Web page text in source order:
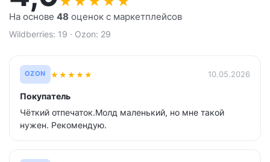
На основе 48 оценок с маркетплейсов
Wildberries: 19 · Ozon: 29
OZON ★★★★★ 10.05.2026
Покупатель
Чёткий отпечаток.Молд маленький, но мне такой
нужен. Рекомендую.